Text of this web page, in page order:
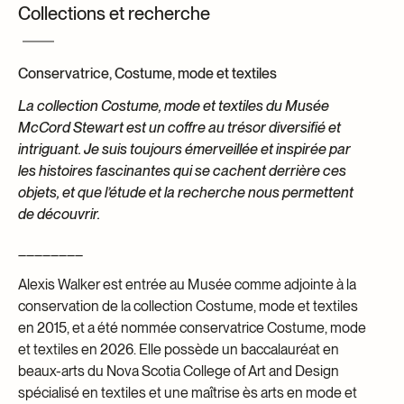
Événements
Devenir Membre
Devenir bénévole
Jeune McCord philanthrope
Collections et recherche
Conservatrice, Costume, mode et textiles
La collection Costume, mode et textiles du Musée
McCord Stewart est un coffre au trésor diversifié et
intriguant. Je suis toujours émerveillée et inspirée par
les histoires fascinantes qui se cachent derrière ces
objets, et que l’étude et la recherche nous permettent
de découvrir.
Alexis Walker est entrée au Musée comme adjointe à la
conservation de la collection Costume, mode et textiles
en 2015, et a été nommée conservatrice Costume, mode
et textiles en 2026. Elle possède un baccalauréat en
beaux-arts du Nova Scotia College of Art and Design
spécialisé en textiles et une maîtrise ès arts en mode et